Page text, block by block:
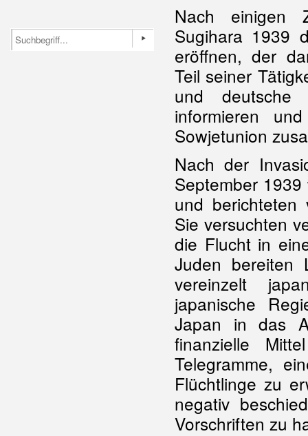
Nach einigen
Sugihara 1939
eröffnen, der
Teil seiner
und deutsche
informieren
Sowjetunion
Nach der
September
und berichteten
Sie versuchten
die Flucht in
Juden bereiten
vereinzelt
japanische
Japan in das
finanzielle
Telegramme,
Flüchtlinge zu
negativ
Vorschriften zu